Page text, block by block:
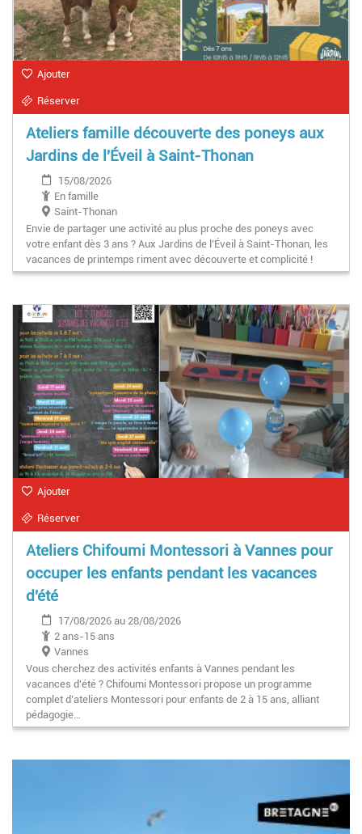
Ajouter
Réserver
Ateliers famille découverte des poneys aux
Jardins de l'Éveil à Saint-Thonan
15/08/2026
En famille
Saint-Thonan
Envie de partager une activité au plus proche des poneys avec
votre enfant dès 3 ans ? Aux Jardins de l’Éveil à Saint-Thonan, les
vacances de printemps riment avec découverte et complicité !
Ajouter
Réserver
Ateliers Chifoumi Montessori à Vannes pour
occuper les enfants pendant les vacances
d'été
17/08/2026 au 28/08/2026
2 ans-15 ans
Vannes
Vous cherchez des activités enfants à Vannes pendant les
vacances d'été ? Chifoumi Montessori propose un programme
complet d’ateliers Montessori pour enfants de 2 à 15 ans, alliant
pédagogie…